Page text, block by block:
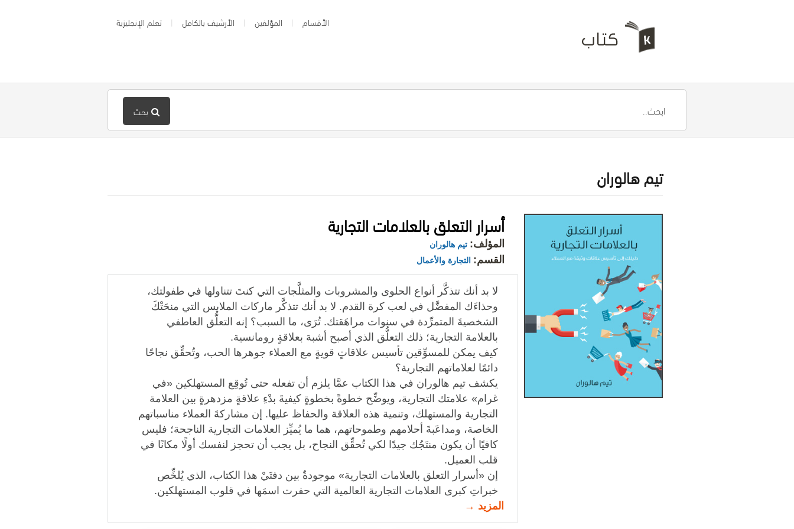
الأقسام المؤلفين الأرشيف بالكامل تعلم الإنجليزية
بحث
تيم هالوران
أسرار التعلق بالعلامات التجارية
المؤلف: تيم هالوران
القسم: التجارة والأعمال
لا بد أنك تتذكَّر أنواع الحلوى والمشروبات والمثلَّجات التي كنتَ تتناولها في طفولتك،
وحذاءَك المفضَّل في لعب كرة القدم. لا بد أنك تتذكَّر ماركات الملابس التي منحَتْكَ
الشخصيةَ المتمرِّدة في سنوات مراهَقتك. تُرَى، ما السبب؟ إنه التعلُّق العاطفي
بالعلامة التجارية؛ ذلك التعلُّق الذي أصبح أشبهَ بعلاقةٍ رومانسية.
كيف يمكن للمسوِّقين تأسيس علاقاتٍ قويةٍ مع العملاء جوهرها الحب، وتُحقِّق نجاحًا
دائمًا لعلاماتهم التجارية؟
يكشف تيم هالوران في هذا الكتاب عمَّا يلزم أن تفعله حتى تُوقِع المستهلكين «في
غرام» علامتك التجارية، ويوضِّح خطوةً بخطوةٍ كيفيةَ بدْءِ علاقةٍ مزدهرةٍ بين العلامة
التجارية والمستهلك، وتنمية هذه العلاقة والحفاظ عليها. إن مشاركةَ العملاء مناسباتهم
الخاصة، ومداعَبةَ أحلامهم وطموحاتهم، هما ما يُميِّز العلامات التجارية الناجحة؛ فليس
كافيًا أن يكون منتَجُك جيدًا لكي تُحقِّق النجاح، بل يجب أن تحجز لنفسك أولًا مكانًا في
قلب العميل.
إن «أسرار التعلق بالعلامات التجارية» موجودةٌ بين دفتَيْ هذا الكتاب، الذي يُلخِّص
خبراتِ كبرى العلامات التجارية العالمية التي حفرت اسمَها في قلوب المستهلكين.
المزيد →